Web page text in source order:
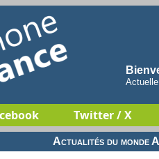
Twitter / X
Actualités du monde